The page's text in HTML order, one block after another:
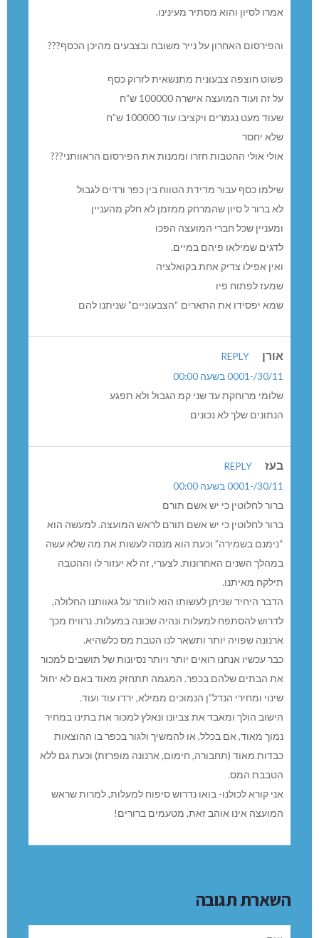
אמרו לסיון והוא מסתיר מעינינו.
והפירסום האחרון על נייר משובח ובצבעים מהיכן הכסף???
פשוט חוצפה צבעונית מתנשאית לזרוק כסף
על זה ועוד המועצה אישרה 100000 ש”ח
שעוד מעט נגמרים ויקציבו עוד 100000 ש”ח
שלא יחסר
אולי אולי ההטבות חזרו וממנות את הפירסום הראוותני???
שילמו כסף עבור מדידת הטווח בין כפר ורדים לגבול
לא ברור ל סיון שהמרחק ממזמן לא חלק מהעניין
ומעניין שכל חברי המועצה הפכו
לדגים שמילאו פיהם במיים.
ואין אפילו צדיק אחת בקואלציה
שמעז לפתוח פיו
שמא יפסידו את התארים “הצבעוניים” שניתנו להם
אורן
REPLY
30/11/-0001 בשעה 00:00
שלומי מרוחקת עד שני קמ הגבול ולא תפגע
הנתונים שלך לא נכונים
בעז
REPLY
30/11/-0001 בשעה 00:00
ברור לחלוטין כי יש אשם תורם
ברור לחלוטין כי יש אשם תורם לראש המועצה. למעשה הוא
“נימנם בשמירה” וכעת הוא מנסה לעשות את מה שלא עשה
במהלך השנים האחרונות. לצערי, זה לא יעזור לו וההטבה
תילקח מאיתנו.
הדבר היחיד שניתן לעשותו הוא לוותר על גאוותנו החלולה,
לדרוש להסתפח למעלות ונהיה שכונה במעלות. נרוויח מכך
ארנונה שפויה יותר ותשאר לנו הטבת מס כלשהיא.
כבר עכשיו אנחנו רואים יותר ויותר נסיונות של תושבים למכור
את הבתים שלהם בכפר. המגמה תתחזק מאוד באם לא יחול
שינוי ומחירי הנדל”ן הנמוכים ממילא, ירדו עוד ועוד.
הישוב הולך ומאבד את צביונו ונאלץ למכור את בתינו במחיר
נמוך מאוד, אם בכלל, או להמשיך ולגור בכפר בו ההוצאות
כבדות מאוד (תחבורה, חימום, ארנונה מופרזת) וכעת גם ללא
הטבבת המס.
אני קורא לכולנו- בואו נדרוש סיפוח למעלות, למרות שראש
המועצה אינו אוהב זאת, מטעמים ברורים!
השארת תגובה
שם: